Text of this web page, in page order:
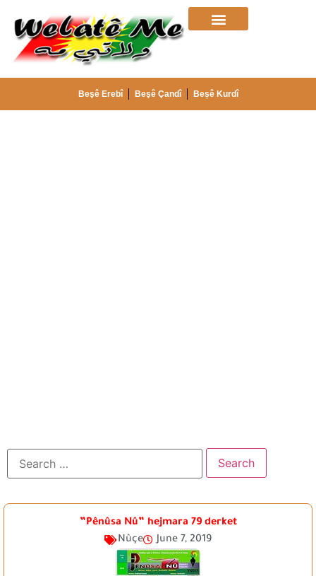
Beşê Erebî Beşê Çandî Beșê Kurdî
”Pênûsa Nû” hejmara 79 derket
Nûçe
June 7, 2019